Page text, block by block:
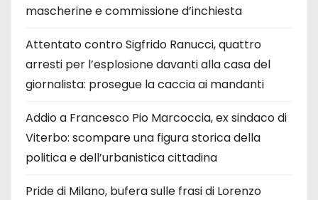
mascherine e commissione d’inchiesta
Attentato contro Sigfrido Ranucci, quattro
arresti per l’esplosione davanti alla casa del
giornalista: prosegue la caccia ai mandanti
Addio a Francesco Pio Marcoccia, ex sindaco di
Viterbo: scompare una figura storica della
politica e dell’urbanistica cittadina
Pride di Milano, bufera sulle frasi di Lorenzo